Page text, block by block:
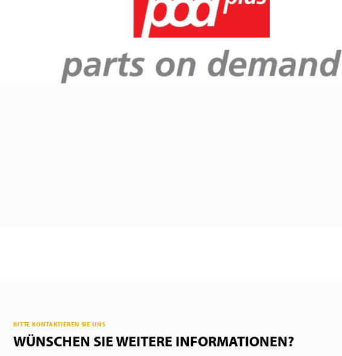
BITTE KONTAKTIEREN SIE UNS
WÜNSCHEN SIE WEITERE INFORMATIONEN?